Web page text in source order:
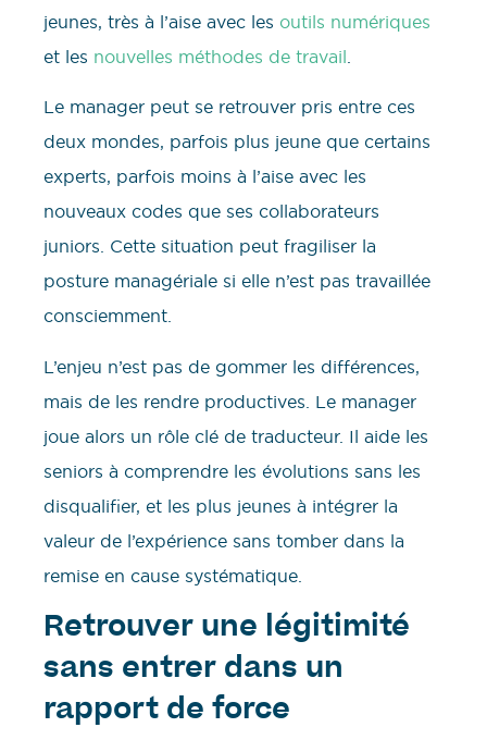
jeunes, très à l’aise avec les outils numériques
et les nouvelles méthodes de travail.
Le manager peut se retrouver pris entre ces
deux mondes, parfois plus jeune que certains
experts, parfois moins à l’aise avec les
nouveaux codes que ses collaborateurs
juniors. Cette situation peut fragiliser la
posture managériale si elle n’est pas travaillée
consciemment.
L’enjeu n’est pas de gommer les différences,
mais de les rendre productives. Le manager
joue alors un rôle clé de traducteur. Il aide les
seniors à comprendre les évolutions sans les
disqualifier, et les plus jeunes à intégrer la
valeur de l’expérience sans tomber dans la
remise en cause systématique.
Retrouver une légitimité
sans entrer dans un
rapport de force